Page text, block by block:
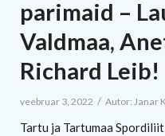
parimaid –
Valdmaa,
Richard Leib!
veebruar 3, 2022 / Autor: Janar
Tartu ja Tartumaa